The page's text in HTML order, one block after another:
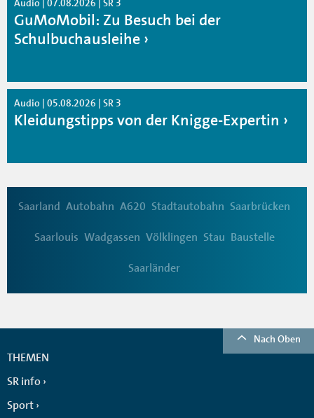
Audio | 07.08.2026 | SR 3
GuMoMobil: Zu Besuch bei der
Schulbuchausleihe
Audio | 05.08.2026 | SR 3
Kleidungstipps von der Knigge-Expertin
Saarland Autobahn A620 Stadtautobahn Saarbrücken
Saarlouis Wadgassen Völklingen Stau Baustelle
Saarländer
Nach Oben
THEMEN
SR info
Sport